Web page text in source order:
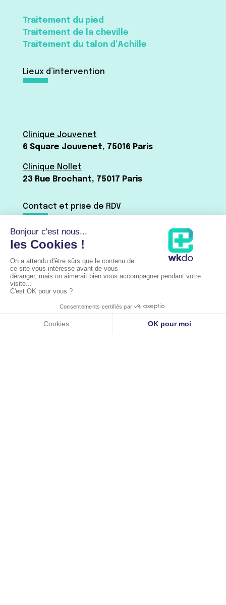
Traitement du pied
Traitement de la cheville
Traitement du talon d’Achille
Lieux d’intervention
Clinique Jouvenet
6 Square Jouvenet, 75016 Paris
Clinique Nollet
23 Rue Brochant, 75017 Paris
Contact et prise de RDV
Dr Baudrier :01 42 15 41 44
Par mail ←
Via Doctolib
Dr Shitrit :07 63 66 51 09